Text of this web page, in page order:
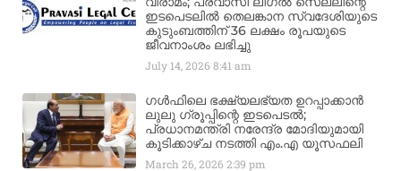
ഇടപെടലിൽ തെലങ്കാന സ്വദേശിയുടെ
കുടുംബത്തിന് 36 ലക്ഷം രൂപയുടെ
ജീവനാംശം ലഭിച്ചു
July 14, 20268:41 am
ഗൾഫിലെ ഭക്ഷ്യലഭ്യത ഉറപ്പാക്കാൻ
ലുലു ഗ്രൂപ്പിന്റെ ഇടപെടൽ;
പ്രധാനമന്ത്രി നരേന്ദ്ര മോദിയുമായി
കൂടിക്കാഴ്ച നടത്തി എം.എ യൂസഫലി
March 26, 20262:39 pm